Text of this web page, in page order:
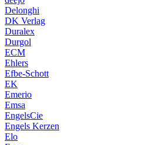
Delonghi
DK Verlag
Duralex
Durgol
ECM
Ehlers
Efbe-Schott
EK
Emerio
Emsa
EngelsCie
Engels Kerzen
Elo